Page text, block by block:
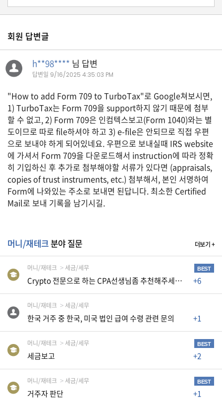
동
부
혜
택
서
비
스
전
문
가
칼
럼
국
생
TIP
질
문
하
기
공
지
사
회원 답변글
h**98**** 님 답변
답변일 9/16/2025 4:35:03 PM
"How to add Form 709 to TurboTax"로 Google쳐보시면,
1) TurboTax는 Form 709을 support하지 않기 때문에 첨부
할 수 없고, 2) Form 709은 인컴텍스보고(Form 1040)와는 별
도이므로 따로 file하셔야 하고 3) e-file은 안되므로 직접 우편
으로 보내야 하게 되어있네요. 우편으로 보내실때 IRS website
에 가셔서 Form 709을 다운로드해서 instruction에 따라 정확
히 기입하신 후 추가로 첨부해야할 서류가 있다면 (appraisals,
copies of trust instruments, etc.) 첨부해서, 본인 서명하여
Form에 나와있는 주소로 보내면 된답니다. 최소한 Certified
Mail로 보내 기록을 남기시길.
머니/재테크분야 질문 더보기 +
머니/재테크 세금/세무 BEST
Crypto 전문으로 하는 CPA선생님좀 추천해주세요~~ +6
머니/재테크 세금/세무
한국 거주 중 한국, 미국 법인 급여 수령 관련 문의 +1
머니/재테크 세금/세무 BEST
세금보고 +2
머니/재테크 세금/세무 BEST
거주자 판단 +1